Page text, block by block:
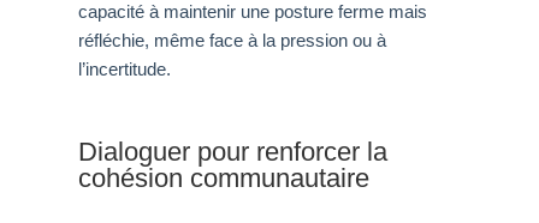
capacité à maintenir une posture ferme mais
réfléchie, même face à la pression ou à
l’incertitude.
Dialoguer pour renforcer la
cohésion communautaire